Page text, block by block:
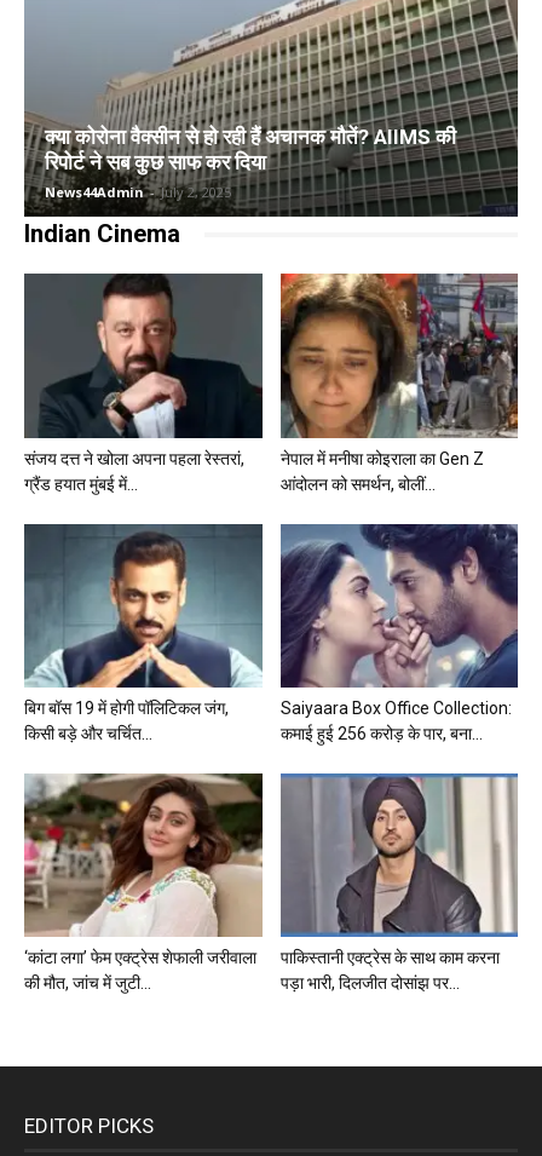
क्या कोरोना वैक्सीन से हो रही हैं अचानक मौतें? AIIMS की
रिपोर्ट ने सब कुछ साफ कर दिया
News44Admin - July 2, 2025
Indian Cinema
संजय दत्त ने खोला अपना पहला रेस्तरां,
ग्रैंड हयात मुंबई में...
नेपाल में मनीषा कोइराला का Gen Z
आंदोलन को समर्थन, बोलीं...
बिग बॉस 19 में होगी पॉलिटिकल जंग,
किसी बड़े और चर्चित...
Saiyaara Box Office Collection:
कमाई हुई 256 करोड़ के पार, बना...
‘कांटा लगा’ फेम एक्ट्रेस शेफाली जरीवाला
की मौत, जांच में जुटी...
पाकिस्तानी एक्ट्रेस के साथ काम करना
पड़ा भारी, दिलजीत दोसांझ पर...
EDITOR PICKS